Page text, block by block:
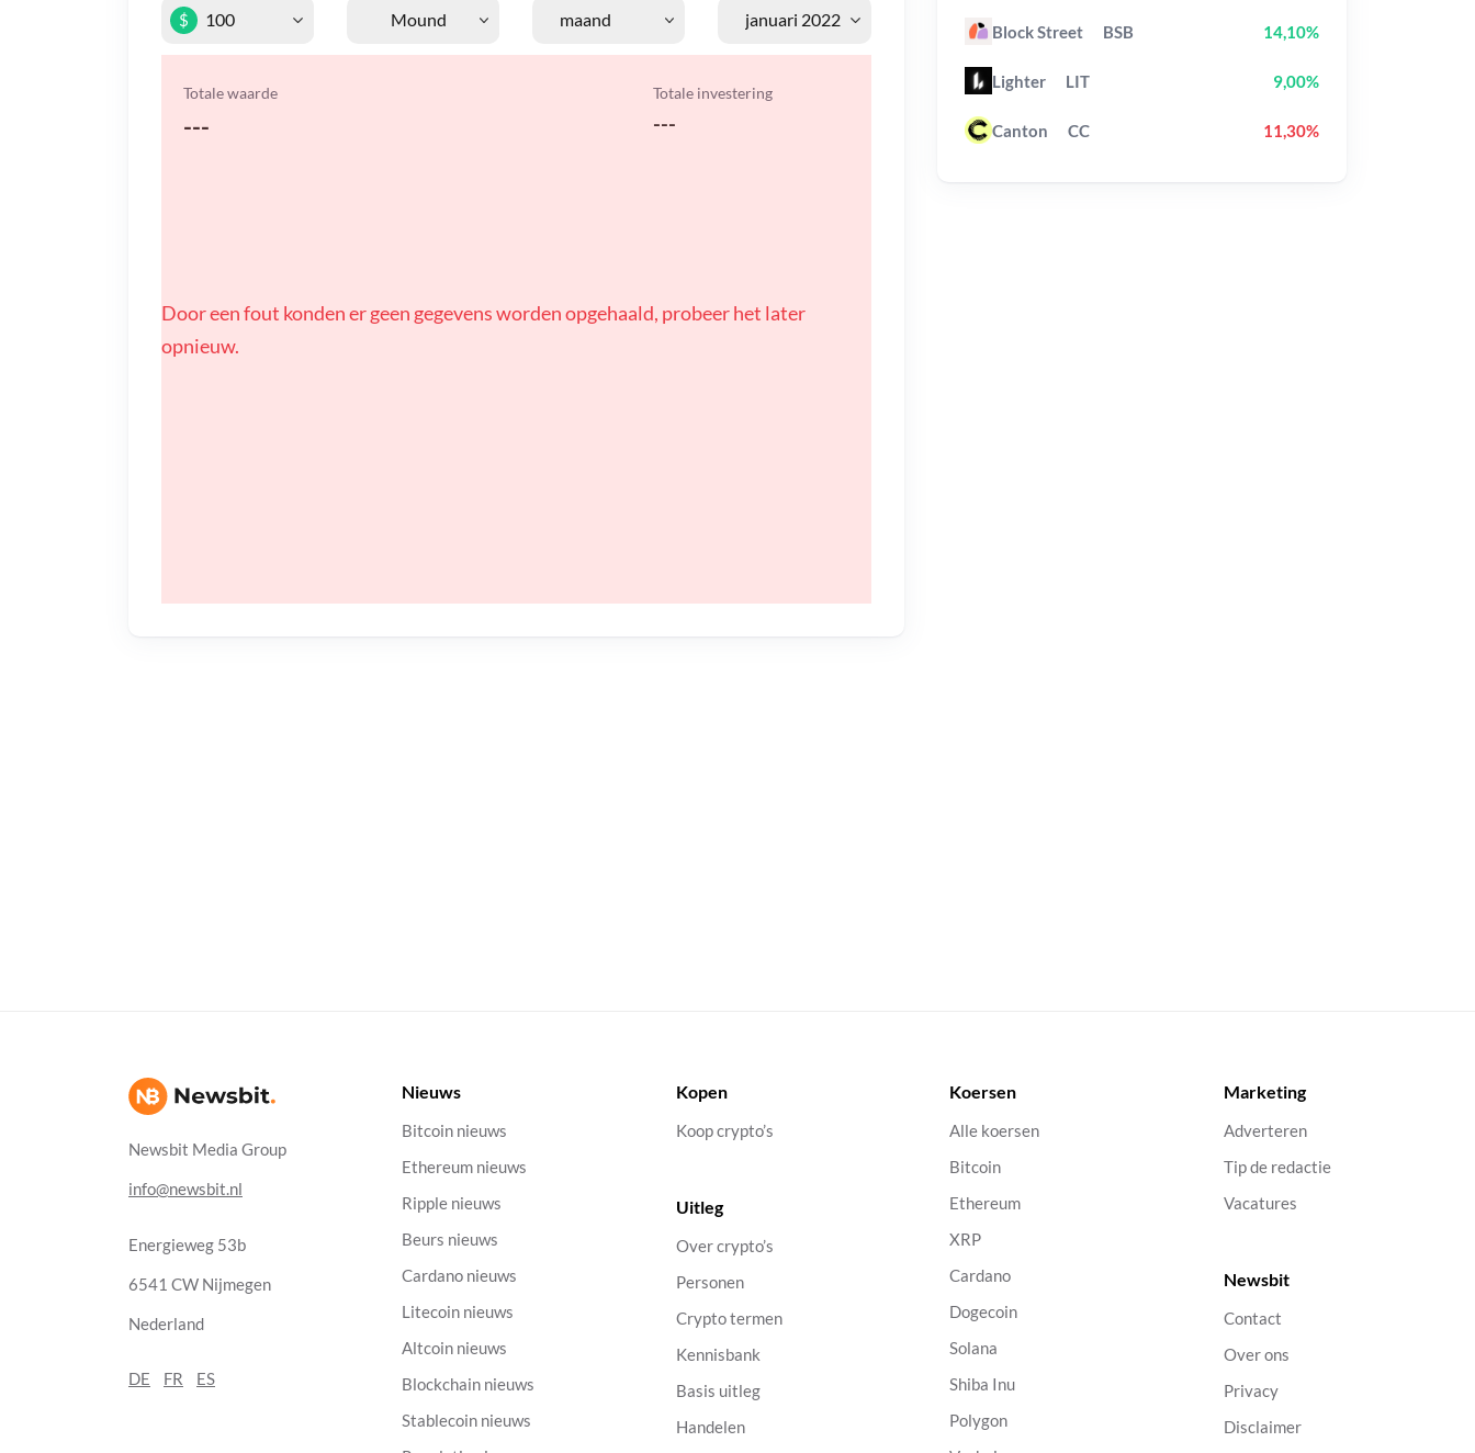
$
Totale waarde
---
Totale investering
---
Door een fout konden er geen gegevens worden opgehaald, probeer het later
opnieuw.
Block Street BSB 14,10%
Lighter LIT 9,00%
Canton CC 11,30%
Newsbit Media Group
info@newsbit.nl
Energieweg 53b
6541 CW Nijmegen
Nederland
DE FR ES
Nieuws
Bitcoin nieuws
Ethereum nieuws
Ripple nieuws
Beurs nieuws
Cardano nieuws
Litecoin nieuws
Altcoin nieuws
Blockchain nieuws
Stablecoin nieuws
Kopen
Koop crypto’s
Uitleg
Over crypto’s
Personen
Crypto termen
Kennisbank
Basis uitleg
Handelen
Koersen
Alle koersen
Bitcoin
Ethereum
XRP
Cardano
Dogecoin
Solana
Shiba Inu
Polygon
Marketing
Adverteren
Tip de redactie
Vacatures
Newsbit
Contact
Over ons
Privacy
Disclaimer